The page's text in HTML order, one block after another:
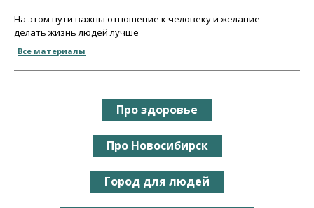
На этом пути важны отношение к человеку и желание
делать жизнь людей лучше
Все материалы
Про здоровье
Про Новосибирск
Город для людей